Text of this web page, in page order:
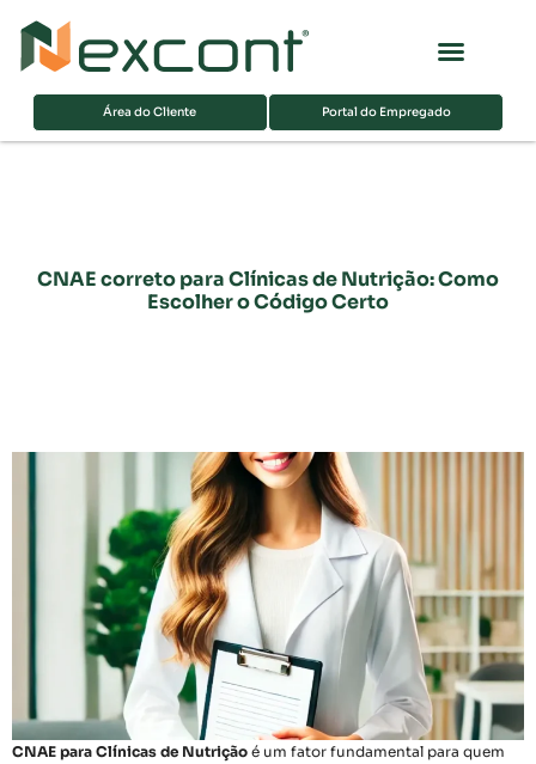
Área do Cliente Portal do Empregado
CNAE correto para Clínicas de Nutrição: Como
Escolher o Código Certo
CNAE para Clínicas de Nutrição é um fator fundamental para quem